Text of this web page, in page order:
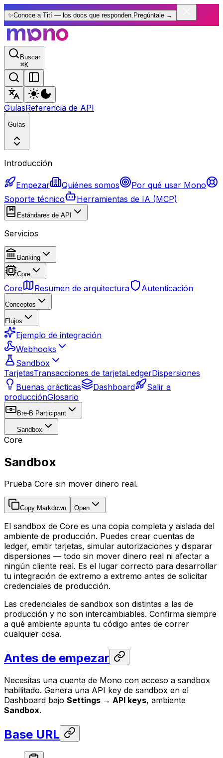
✨Conoce a Tití — los docs que responden. Pregúntale →
Buscar
⌘K
GuíasReferencia de API
Guías
Introducción
Empezar Quiénes somos
Por qué usar Mono
Soporte técnico
Herramientas de IA (MCP)
Estándares de API
Servicios
Banking
Core
Core Resumen de arquitectura Autenticación
Conceptos
Flujos
Ejemplo de integración
Webhooks
Sandbox
TarjetasTransacciones de tarjetaLedgerDispersiones
Buenas prácticas
Dashboard
Salir a
producciónGlosario
Bre-B Participant
Sandbox
Core
Sandbox
Prueba Core sin mover dinero real.
Copy Markdown Open
El sandbox de Core es una copia completa y aislada del
ambiente de producción. Puedes crear cuentas de
ledger, emitir tarjetas, simular autorizaciones y disparar
dispersiones — todo sin mover dinero real ni afectar a
ningún cliente real. Es el lugar correcto para desarrollar
tu integración de extremo a extremo antes de solicitar
credenciales de producción.
Las credenciales de sandbox son distintas a las de
producción y no son intercambiables. Confirma siempre
a qué ambiente apunta tu código antes de correr
cualquier cosa.
Antes de empezar
Necesitas una cuenta de Mono con acceso a sandbox
habilitado. Genera una API key de sandbox en el
Dashboard bajo Settings → API keys, ambiente
Sandbox.
Base URL